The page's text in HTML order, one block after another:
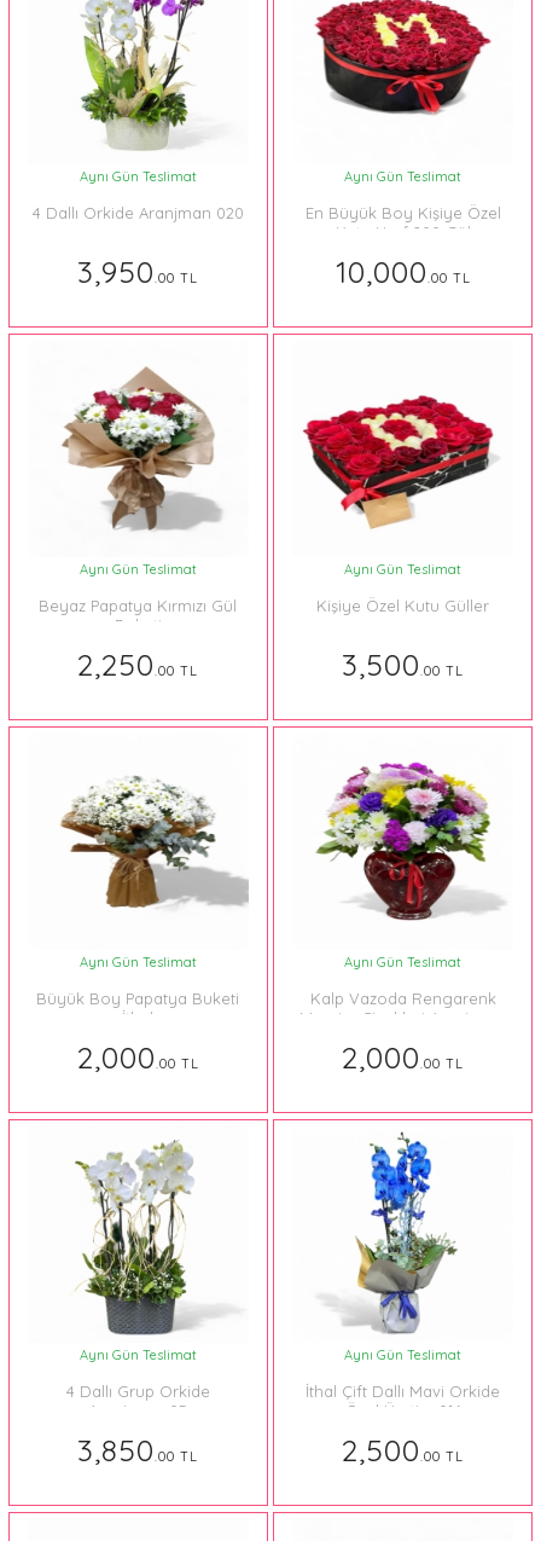
Aynı Gün Teslimat
4 Dallı Orkide Aranjman 020
3,950.00 TL
Aynı Gün Teslimat
En Büyük Boy Kişiye Özel
Kutu Harf 200 Gül
10,000.00 TL
Aynı Gün Teslimat
Beyaz Papatya Kırmızı Gül
Buketi
2,250.00 TL
Aynı Gün Teslimat
Kişiye Özel Kutu Güller
3,500.00 TL
Aynı Gün Teslimat
Büyük Boy Papatya Buketi
İthal
2,000.00 TL
Aynı Gün Teslimat
Kalp Vazoda Rengarenk
Mevsim Çiçekleri Aranjmanı
2,000.00 TL
Aynı Gün Teslimat
4 Dallı Grup Orkide
Aranjmanı 05
3,850.00 TL
Aynı Gün Teslimat
İthal Çift Dallı Mavi Orkide
Özel Üretim 016
2,500.00 TL